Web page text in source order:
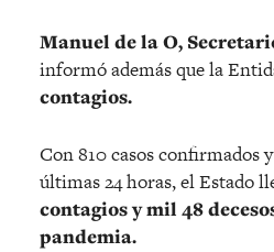
Manuel de la O,
informó además que la
contagios.
Con 810 casos confirmados
últimas 24 horas, el Estado
contagios y mil 48
pandemia.